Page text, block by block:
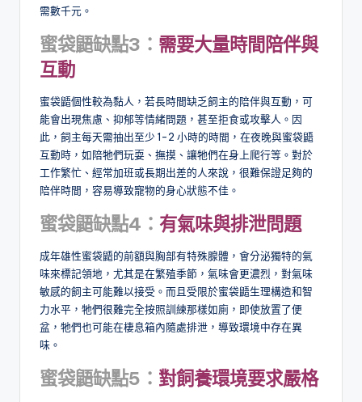
需數千元。
蜜袋鼯缺點3 ： 需要大量時間陪伴與
互動
蜜袋鼯個性較為黏人，若長時間缺乏飼主的陪伴與互動，可
能會出現焦慮、抑郁等情緒問題，甚至拒食或攻擊人。因
此，飼主每天需抽出至少 1-2 小時的時間，在夜晚與蜜袋鼯
互動時，如陪牠們玩耍、撫摸、讓牠們在身上爬行等。對於
工作繁忙、經常加班或長期出差的人來說，很難保證足夠的
陪伴時間，容易導致寵物的身心狀態不佳。
蜜袋鼯缺點4 ： 有氣味與排泄問題
成年雄性蜜袋鼯的前額與胸部有特殊腺體，會分泌獨特的氣
味來標記領地，尤其是在繁殖季節，氣味會更濃烈，對氣味
敏感的飼主可能難以接受。而且受限於蜜袋鼯生理構造和智
力水平，牠們很難完全按照訓練那樣如廁，即使放置了便
盆，牠們也可能在棲息箱內隨處排泄，導致環境中存在異
味。
蜜袋鼯缺點5 ： 對飼養環境要求嚴格